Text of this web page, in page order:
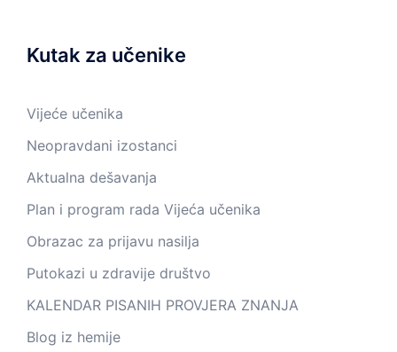
Kutak za učenike
Vijeće učenika
Neopravdani izostanci
Aktualna dešavanja
Plan i program rada Vijeća učenika
Obrazac za prijavu nasilja
Putokazi u zdravije društvo
KALENDAR PISANIH PROVJERA ZNANJA
Blog iz hemije